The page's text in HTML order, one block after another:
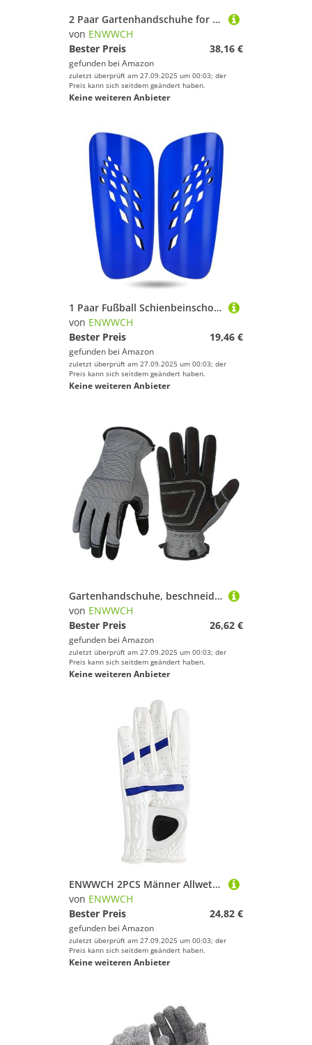
2 Paar Gartenhandschuhe for Damen, atmungsaktive Leder-Gartenhandschuhe mit Griff, dornensichere, pannensichere Arbeitshandschuhe Für Garten, Baustelle(Blue)
von ENWWCH
Bester Preis
38,16 €
gefunden bei Amazon
zuletzt überprüft am 27.09.2025 um 00:03; der
Preis kann sich seitdem geändert haben.
Keine weiteren Anbieter
1 Paar Fußball Schienbeinschoner Erwachsene Kind Professionelle Schutzbrett Sport Shields Legging Ärmel Für Fußballspieler(Dark Blue,L-Adults)
von ENWWCH
Bester Preis
19,46 €
gefunden bei Amazon
zuletzt überprüft am 27.09.2025 um 00:03; der
Preis kann sich seitdem geändert haben.
Keine weiteren Anbieter
Gartenhandschuhe, beschneidungssichere Handschuhe for Damen und Herren, Stulpen, dornensichere Handschuhe for Graben, Pflanzen von Gartengeräten Für Garten, Baustelle(Black,M)
von ENWWCH
Bester Preis
26,62 €
gefunden bei Amazon
zuletzt überprüft am 27.09.2025 um 00:03; der
Preis kann sich seitdem geändert haben.
Keine weiteren Anbieter
ENWWCH 2PCS Männer Allwetter Golf Handschuhe Linke Hand Mikrofaser Tuch Stoff Atmungsaktive Nicht-Slip Für Herren(25)
von ENWWCH
Bester Preis
24,82 €
gefunden bei Amazon
zuletzt überprüft am 27.09.2025 um 00:03; der
Preis kann sich seitdem geändert haben.
Keine weiteren Anbieter